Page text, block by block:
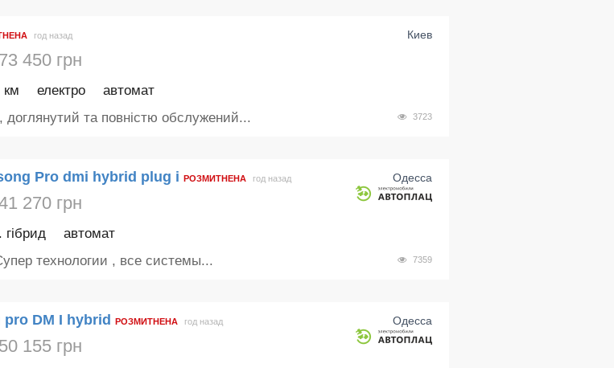
Киев
год назад
450 грн
км електро автомат
3723
та повністю обслужений...
Pro dmi hybrid plug i РОЗМИТНЕНА Одесса
год назад
270 грн
гібрид автомат
7359
технологии , все системы...
pro DM I hybrid РОЗМИТНЕНА Одесса
год назад
155 грн